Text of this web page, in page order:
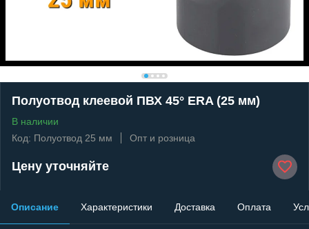
Полуотвод клеевой ПВХ 45° ERA (25 мм)
В наличии
Код: Полуотвод 25 мм
Опт и розница
Цену уточняйте
Описание Характеристики Доставка Оплата